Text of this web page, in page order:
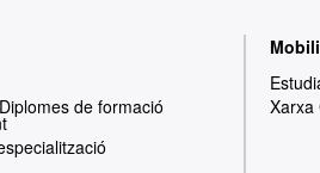
de formació
Xarxa